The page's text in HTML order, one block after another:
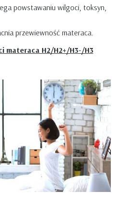
powstawaniu wilgoci, toksyn,
przewiewność materaca.
materaca H2/H2+/H3-/H3